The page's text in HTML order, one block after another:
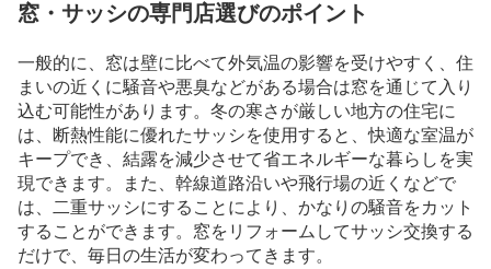
窓・サッシの専門店選びのポイント
一般的に、窓は壁に比べて外気温の影響を受けやすく、住
まいの近くに騒音や悪臭などがある場合は窓を通じて入り
込む可能性があります。冬の寒さが厳しい地方の住宅に
は、断熱性能に優れたサッシを使用すると、快適な室温が
キープでき、結露を減少させて省エネルギーな暮らしを実
現できます。また、幹線道路沿いや飛行場の近くなどで
は、二重サッシにすることにより、かなりの騒音をカット
することができます。窓をリフォームしてサッシ交換する
だけで、毎日の生活が変わってきます。